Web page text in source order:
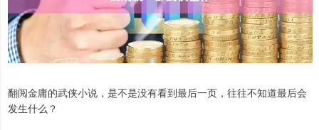
翻阅金庸的武侠小说，是不是没有看到最后一页，往往不知道最后会
发生什么？